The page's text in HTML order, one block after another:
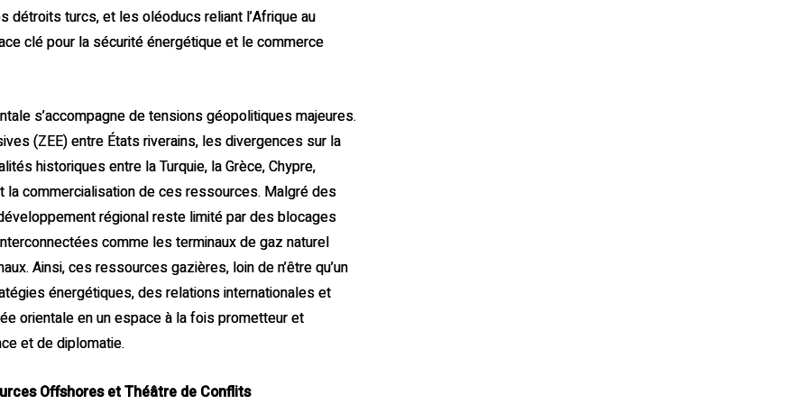
détroits turcs, et les oléoducs reliant l’Afrique au
clé pour la sécurité énergétique et le commerce
s’accompagne de tensions géopolitiques majeures.
(ZEE) entre États riverains, les divergences sur la
historiques entre la Turquie, la Grèce, Chypre,
la commercialisation de ces ressources. Malgré des
régional reste limité par des blocages
comme les terminaux de gaz naturel
Ainsi, ces ressources gazières, loin de n’être qu’un
énergétiques, des relations internationales et
orientale en un espace à la fois prometteur et
et de diplomatie.
Offshores et Théâtre de Conflits